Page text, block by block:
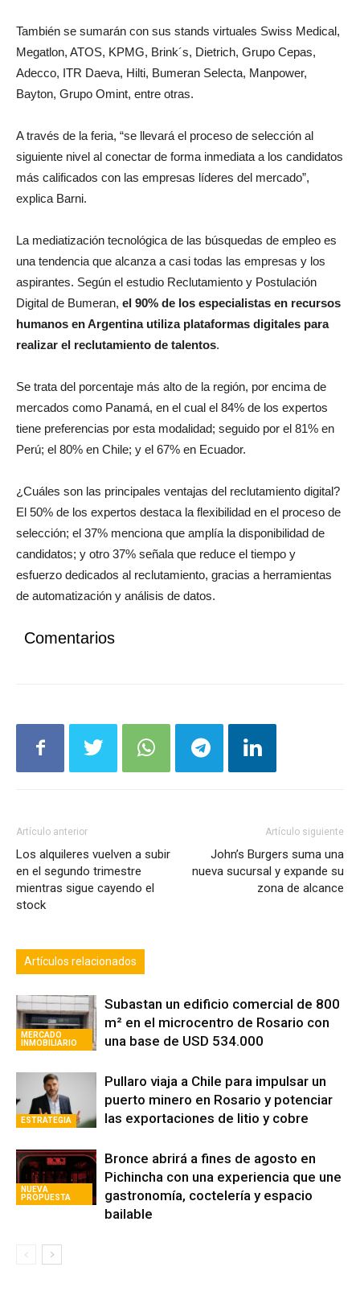
También se sumarán con sus stands virtuales Swiss Medical,
Megatlon, ATOS, KPMG, Brink´s, Dietrich, Grupo Cepas,
Adecco, ITR Daeva, Hilti, Bumeran Selecta, Manpower,
Bayton, Grupo Omint, entre otras.
A través de la feria, “se llevará el proceso de selección al
siguiente nivel al conectar de forma inmediata a los candidatos
más calificados con las empresas líderes del mercado”,
explica Barni.
La mediatización tecnológica de las búsquedas de empleo es
una tendencia que alcanza a casi todas las empresas y los
aspirantes. Según el estudio Reclutamiento y Postulación
Digital de Bumeran, el 90% de los especialistas en recursos
humanos en Argentina utiliza plataformas digitales para
realizar el reclutamiento de talentos.
Se trata del porcentaje más alto de la región, por encima de
mercados como Panamá, en el cual el 84% de los expertos
tiene preferencias por esta modalidad; seguido por el 81% en
Perú; el 80% en Chile; y el 67% en Ecuador.
¿Cuáles son las principales ventajas del reclutamiento digital?
El 50% de los expertos destaca la flexibilidad en el proceso de
selección; el 37% menciona que amplía la disponibilidad de
candidatos; y otro 37% señala que reduce el tiempo y
esfuerzo dedicados al reclutamiento, gracias a herramientas
de automatización y análisis de datos.
Comentarios
Artículo anterior
Los alquileres vuelven a subir
en el segundo trimestre
mientras sigue cayendo el
stock
Artículo siguiente
John’s Burgers suma una
nueva sucursal y expande su
zona de alcance
Artículos relacionados
MERCADO
INMOBILIARIO
Subastan un edificio comercial de 800
m² en el microcentro de Rosario con
una base de USD 534.000
ESTRATEGIA
Pullaro viaja a Chile para impulsar un
puerto minero en Rosario y potenciar
las exportaciones de litio y cobre
NUEVA
PROPUESTA
Bronce abrirá a fines de agosto en
Pichincha con una experiencia que une
gastronomía, coctelería y espacio
bailable